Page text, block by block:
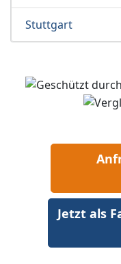
Stuttgart
Jetzt als